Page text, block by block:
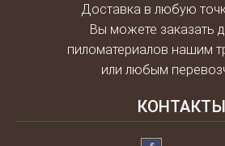
Доставка в любую
Вы можете заказать
пиломатериалов нашим
или любым
КОНТАКТЫ